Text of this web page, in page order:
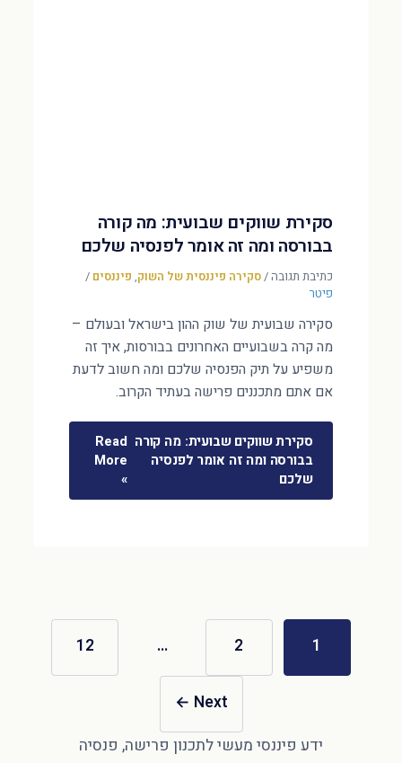
סקירת שווקים שבועית: מה קורה
בבורסה ומה זה אומר לפנסיה שלכם
כתיבת תגובה/סקירה פיננסית של השוק, פיננסים /
פיטר
סקירה שבועית של שוק ההון בישראל ובעולם –
מה קרה בשבועיים האחרונים בבורסות, איך זה
משפיע על תיק הפנסיה שלכם ומה חשוב לדעת
אם אתם מתכננים פרישה בעתיד הקרוב.
סקירת שווקים שבועית: מה קורה
בבורסה ומה זה אומר לפנסיה
שלכם
Read
More
»
1
2
…
12
Next
←